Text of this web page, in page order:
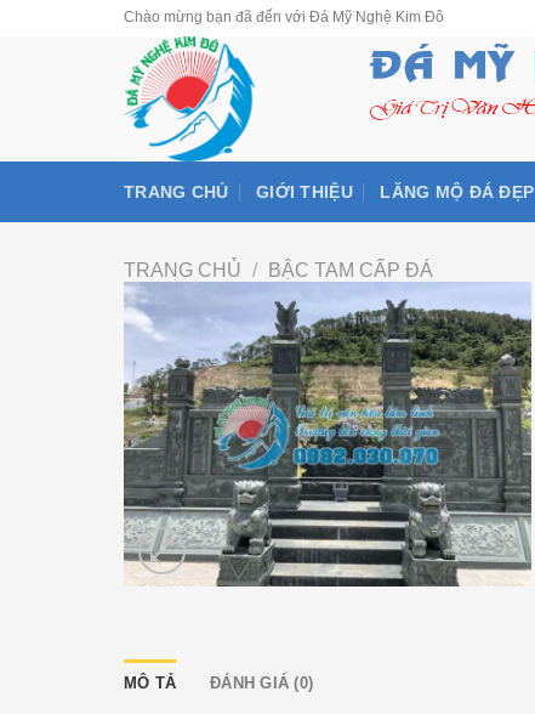
Chào mừng bạn đã đến với Đá Mỹ Nghệ Kim Đô
TRANG CHỦ GIỚI THIỆU LĂNG MỘ ĐÁ ĐẸP
TRANG CHỦ /
BẬC TAM CẤP ĐÁ
MÔ TẢ ĐÁNH GIÁ (0)